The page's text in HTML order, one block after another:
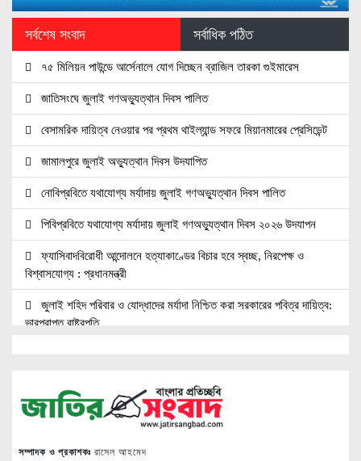
সর্বশেষ সংবাদ সর্বাধিক পঠিত
৭৫ মিলিয়ন পাউন্ডে আর্সেনালে যোগ দিচ্ছেন ব্রাজিল তারকা গুইমারেস
জাতিসংঘে জুলাই গণঅভ্যুত্থান দিবস পালিত
বেসামরিক দায়িত্ব নেওয়ার পর প্রথম থাইল্যান্ড সফরে মিয়ানমারের প্রেসিডেন্ট
জামালপুরে জুলাই অভ্যুত্থান দিবস উদযাপিত
নোবিপ্রবিতে যথাযোগ্য মর্যাদায় জুলাই গণঅভ্যুত্থান দিবস পালিত
পিবিপ্রবিতে যথাযোগ্য মর্যাদায় জুলাই গণঅভ্যুত্থান দিবস ২০২৬ উদযাপন
ফ্যাসিবাদবিরোধী আন্দোলনে হত্যাকাণ্ডের বিচার হবে স্বচ্ছ, নিরপেক্ষ ও
বিশ্বাসযোগ্য : প্রধানমন্ত্রী
জুলাই শহিদ পরিবার ও যোদ্ধাদের মর্যাদা নিশ্চিত করা সরকারের পবিত্র দায়িত্ব:
ভারপ্রাপ্ত রাষ্ট্রপতি
উচ্চশিক্ষার দ্বার খুলতে ‘ওভারসীজ এডুকেয়ার’ ও ‘এডু উইংস হাব’-এর নতুন
যাত্রা
সম্পাদক ও প্রকাশকঃ রাসেল আহমেদ